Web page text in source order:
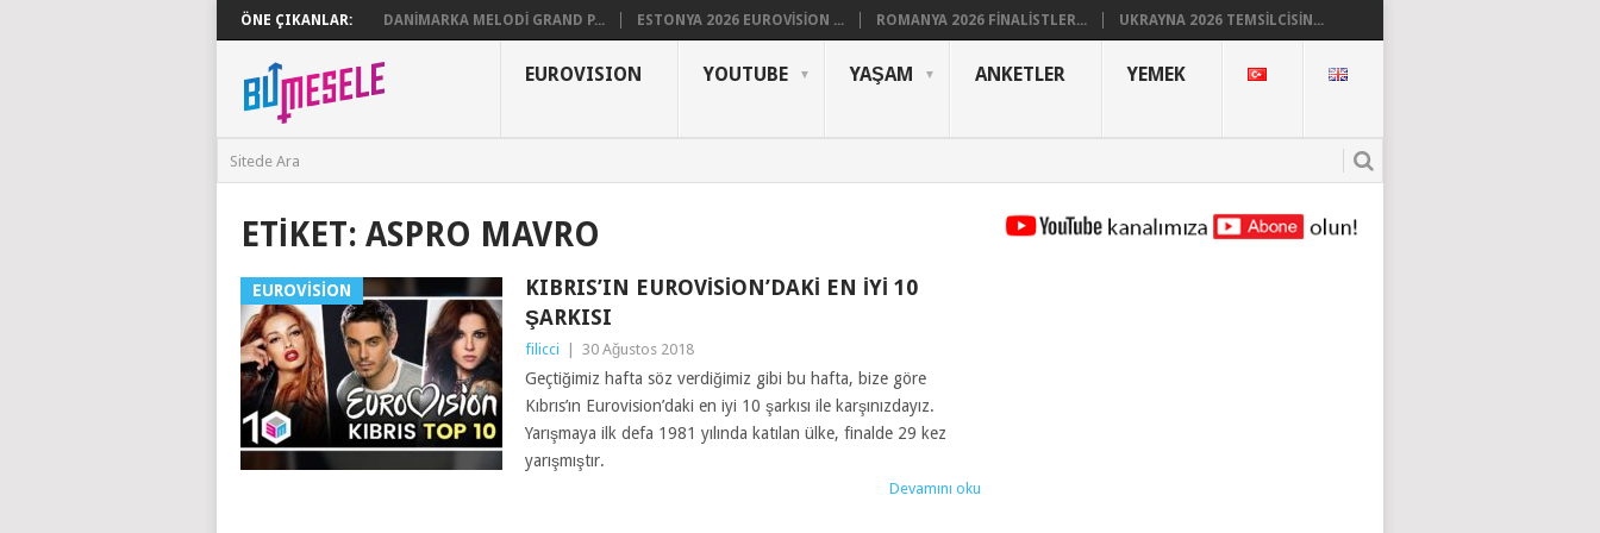
ÖNE ÇIKANLAR: DANIMARKA MELODI GRAND P... ESTONYA 2026 EUROVISION ... ROMANYA 2026 FINALISTLER... UKRAYNA 2026 TEMSILCISIN...
EUROVISION YOUTUBE YAŞAM ANKETLER YEMEK
ETIKET: ASPRO MAVRO
EUROVISION
KIBRIS’IN EUROVISION’DAKI EN İYI 10
ŞARKISI
filicci 30 Ağustos 2018
Geçtiğimiz hafta söz verdiğimiz gibi bu hafta, bize göre
Kıbrıs’ın Eurovision’daki en iyi 10 şarkısı ile karşınızdayız.
Yarışmaya ilk defa 1981 yılında katılan ülke, finalde 29 kez
yarışmıştır.
Devamını oku